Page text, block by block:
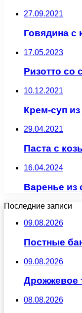
27.09.2021
Говядина с
17.05.2023
Ризотто со
10.12.2021
Крем-суп из
29.04.2021
Паста с
16.04.2024
Варенье из
Последние записи
09.08.2026
Постные
09.08.2026
Дрожжевое
08.08.2026